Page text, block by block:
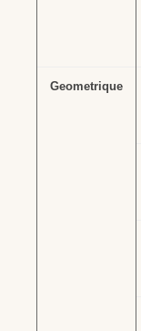
Geometrique